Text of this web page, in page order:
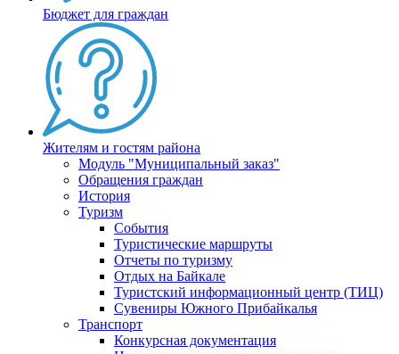
Бюджет для граждан
Жителям и гостям района
Модуль "Муниципальный заказ"
Обращения граждан
История
Туризм
События
Туристические маршруты
Отчеты по туризму
Отдых на Байкале
Туристский информационный центр (ТИЦ)
Сувениры Южного Прибайкалья
Транспорт
Конкурсная документация